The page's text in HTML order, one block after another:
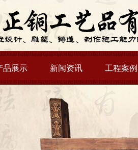
品展示 新闻资讯 工程案例